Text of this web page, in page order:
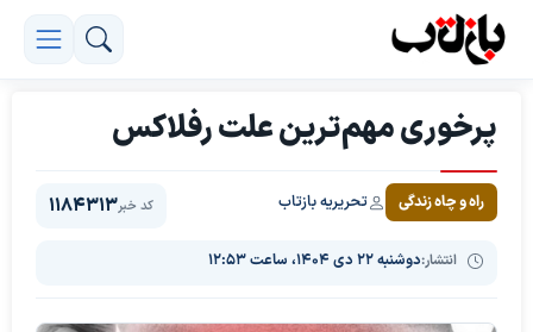
پرخوری مهم‌ترین علت رفلاکس
راه و چاه زندگی تحریریه بازتاب
انتشار:دوشنبه ۲۲ دی ۱۴۰۴، ساعت ۱۲:۵۳
کد خبر1184313